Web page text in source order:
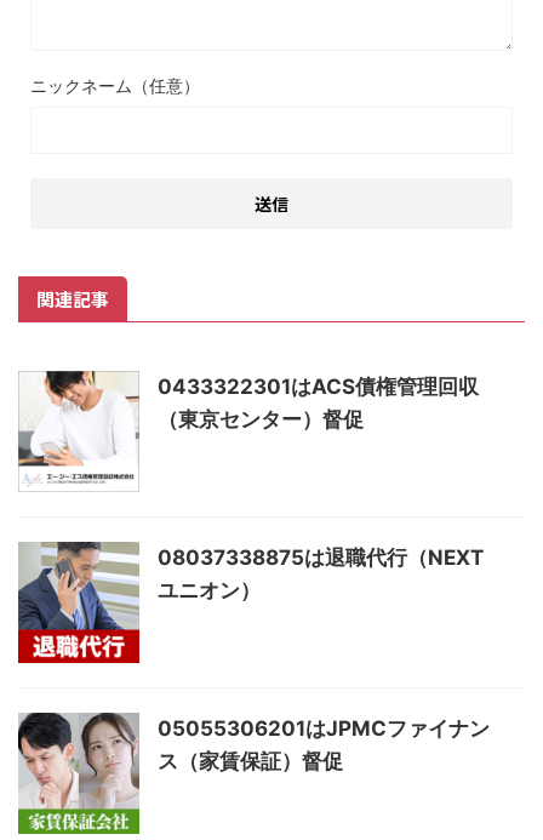
ニックネーム（任意）
関連記事
0433322301はACS債権管理回収
（東京センター）督促
08037338875は退職代行（NEXT
ユニオン）
05055306201はJPMCファイナン
ス（家賃保証）督促